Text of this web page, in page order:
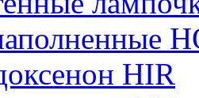
HIR